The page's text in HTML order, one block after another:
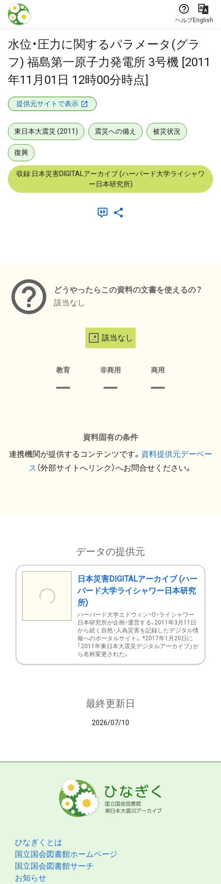
本文に飛ぶ
ヘルプEnglish
水位・圧力に関するパラメータ(グラ
フ) 福島第一原子力発電所 3号機 [2011
年11月01日 12時00分時点]
提供元サイトで表示
東日本大震災 (2011) 震災への備え 被災状況
復興
収録:日本災害DIGITALアーカイブ (ハーバード大学ライシャワ
ー日本研究所)
どうやったらこの資料の文書を使えるの？
該当なし
該当なし
教育 非商用 商用
資料固有の条件
連携機関が提供するコンテンツです。 資料提供元デーベー
ス （外部サイトへリンク）へお問合せください。
データの提供元
日本災害DIGITALアーカイブ (ハー
バード大学ライシャワー日本研究
所)
ハーバード大学エドウィン・O・ライシャワー
日本研究所が企画・運営する、2011年3月11日
から続く自然・人為災害を記録したデジタル情
報へのポータルサイト。 *2017年1月20日に
「2011年東日本大震災デジタルアーカイブ」か
ら名称変更された。
最終更新日
2026/07/10
ひなぎくとは
国立国会図書館ホームページ
国立国会図書館サーチ
お知らせ